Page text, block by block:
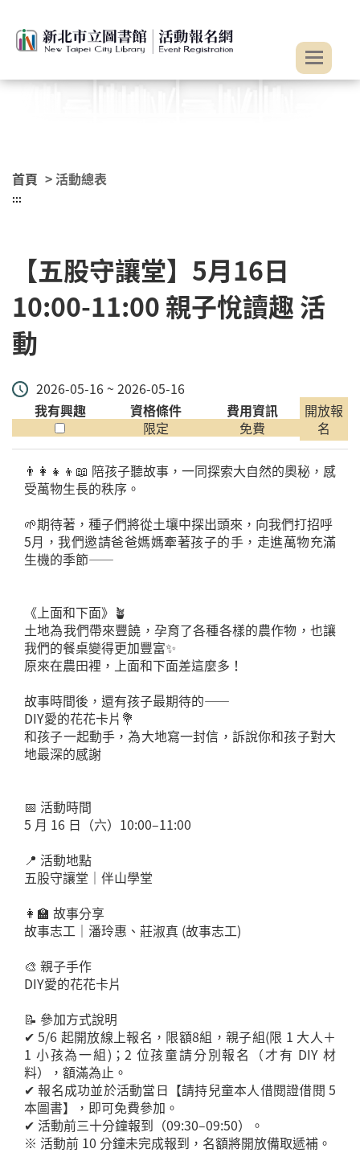
首頁 > 活動總表
:::
【五股守讓堂】5月16日
10:00-11:00 親子悅讀趣 活
動
2026-05-16 ~ 2026-05-16
我有興趣
資格條件
限定
費用資訊
免費
開放報
名
👨‍👩‍👧‍👦📖 陪孩子聽故事，一同探索大自然的奧秘，感
受萬物生長的秩序。
🌱期待著，種子們將從土壤中探出頭來，向我們打招呼
5月，我們邀請爸爸媽媽牽著孩子的手，走進萬物充滿
生機的季節——
《上面和下面》🪴
土地為我們帶來豐饒，孕育了各種各樣的農作物，也讓
我們的餐桌變得更加豐富✨
原來在農田裡，上面和下面差這麼多！
故事時間後，還有孩子最期待的——
DIY愛的花花卡片💐
和孩子一起動手，為大地寫一封信，訴說你和孩子對大
地最深的感謝
📅 活動時間
5 月 16 日（六）10:00–11:00
📍 活動地點
五股守讓堂｜伴山學堂
👩‍🏫 故事分享
故事志工｜潘玲惠、莊淑真 (故事志工)
🎨 親子手作
DIY愛的花花卡片
📝 參加方式說明
✔ 5/6 起開放線上報名，限額8組，親子組(限 1 大人＋
1 小孩為一組)；2 位孩童請分別報名（才有 DIY 材
料），額滿為止。
✔ 報名成功並於活動當日【請持兒童本人借閱證借閱 5
本圖書】，即可免費參加。
✔ 活動前三十分鐘報到（09:30–09:50）。
※ 活動前 10 分鐘未完成報到，名額將開放備取遞補。